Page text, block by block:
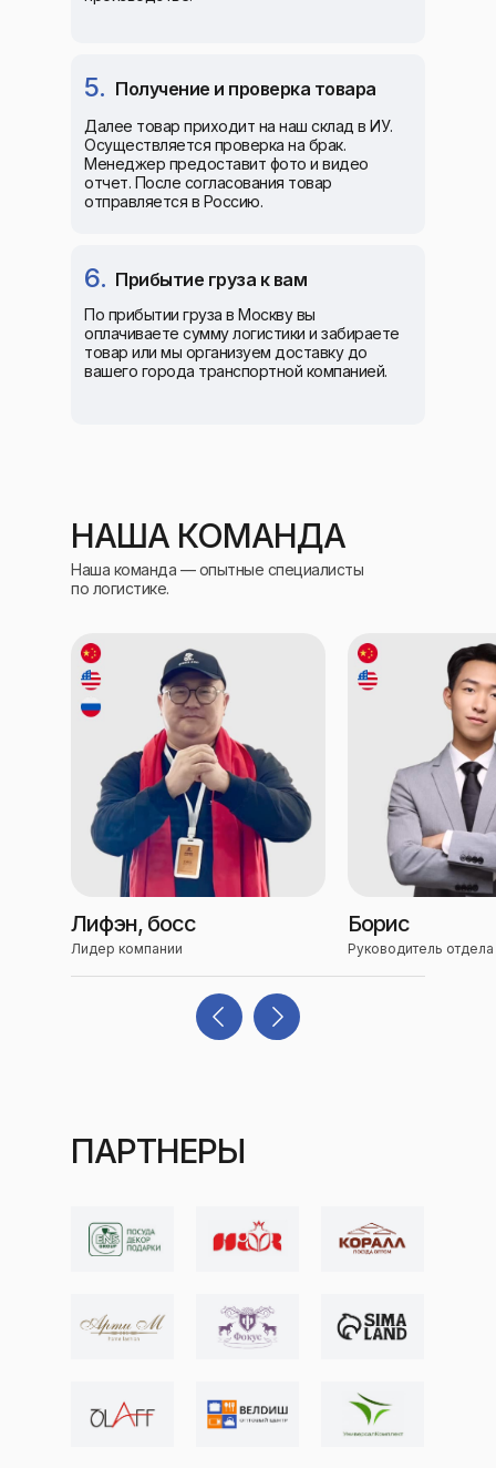
5. Получение и проверка товара
Далее товар приходит на наш склад в ИУ.
Осуществляется проверка на брак.
Менеджер предоставит фото и видео
отчет. После согласования товар
отправляется в Россию.
По прибытии груза в Москву вы
оплачиваете сумму логистики и забираете
товар или мы организуем доставку до
вашего города транспортной компанией.
Прибытие груза к вам
6.
Наша команда — опытные специалисты
по логистике.
НАША КОМАНДА
Борис
Руководитель отдела
Лидер компании
Лифэн, босс
ПАРТНЕРЫ